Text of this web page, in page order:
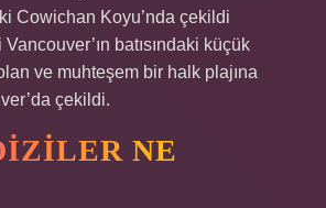
Cowichan Koyu’nda çekildi
batısındaki küçük
ve muhteşem bir halk plajına
çekildi.
NE